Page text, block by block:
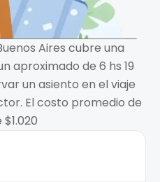
Aires cubre una
aproximado de 6 hs 19
un asiento en el viaje
El costo promedio de